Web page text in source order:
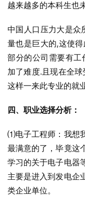
越来越多的本科生也
中国人口压力大是众
量也是巨大的,这使
部分的公司需要有
加了难度.且现在全
这样一来此专业的就
四、职业选择分析：
⑴电子工程师：我想
最满意的了，毕竟这
学习的关于电子电器
主要是进入到发电企
类企业单位。